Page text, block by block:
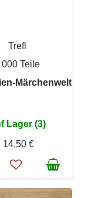
Trefl
000 Teile
Märchenwelt
Lager (3)
14,50 €